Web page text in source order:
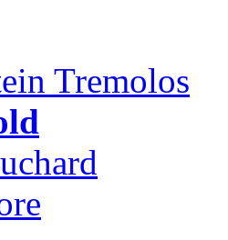
Tremolos